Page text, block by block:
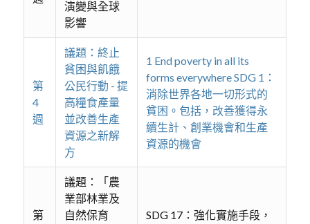
演變與全球
影響
第
4
週
議題：終止
貧困與飢餓
公民行動 - 提
高糧食產量
並改善生產
資源之新解
方
1 End poverty in all its
forms everywhere SDG 1：
消除世界各地一切形式的
貧困。包括，改善獲得永
續生計、創業機會和生產
資源的機會
第
議題：「農
業部林業及
自然保育
SDG 17：強化實施手段，